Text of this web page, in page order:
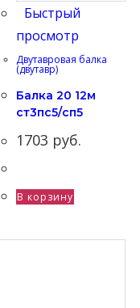
Быстрый
просмотр
Двутавровая балка
(двутавр)
Балка 20 12м
ст3пс5/сп5
1703 руб.
В корзину